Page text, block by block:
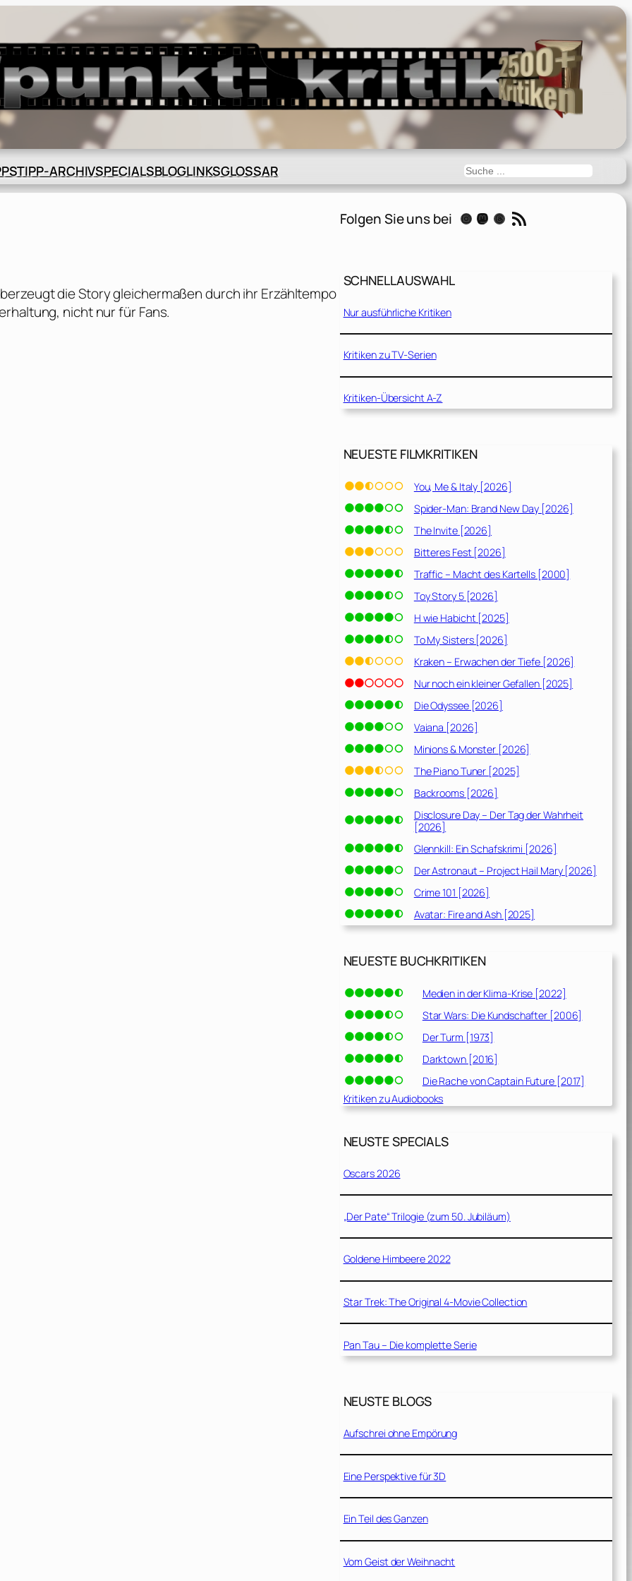
TIPP-ARCHIVSPECIALSBLOGLINKSGLOSSAR Suchen
die Story gleichermaßen durch ihr Erzähltempo
nicht nur für Fans.
Folgen Sie uns bei Instagram Mastodon Threads RSS-Feed
SCHNELLAUSWAHL
Nur ausführliche Kritiken
Kritiken zu TV-Serien
Kritiken-Übersicht A-Z
NEUESTE FILMKRITIKEN
You, Me & Italy [2026]
Spider-Man: Brand New Day [2026]
The Invite [2026]
Bitteres Fest [2026]
Traffic – Macht des Kartells [2000]
Toy Story 5 [2026]
H wie Habicht [2025]
To My Sisters [2026]
Kraken – Erwachen der Tiefe [2026]
Nur noch ein kleiner Gefallen [2025]
Die Odyssee [2026]
Vaiana [2026]
Minions & Monster [2026]
The Piano Tuner [2025]
Backrooms [2026]
Disclosure Day – Der Tag der Wahrheit
[2026]
Glennkill: Ein Schafskrimi [2026]
Der Astronaut – Project Hail Mary [2026]
Crime 101 [2026]
Avatar: Fire and Ash [2025]
NEUESTE BUCHKRITIKEN
Medien in der Klima-Krise [2022]
Star Wars: Die Kundschafter [2006]
Der Turm [1973]
Darktown [2016]
Die Rache von Captain Future [2017]
Kritiken zu Audiobooks
NEUSTE SPECIALS
Oscars 2026
„Der Pate“ Trilogie (zum 50. Jubiläum)
Goldene Himbeere 2022
Star Trek: The Original 4-Movie Collection
Pan Tau – Die komplette Serie
NEUSTE BLOGS
Aufschrei ohne Empörung
Eine Perspektive für 3D
Ein Teil des Ganzen
Vom Geist der Weihnacht